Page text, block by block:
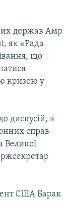
держав Амр
як «Рада
що
кризою у
дискусій, в
справ
Великої
США Барак